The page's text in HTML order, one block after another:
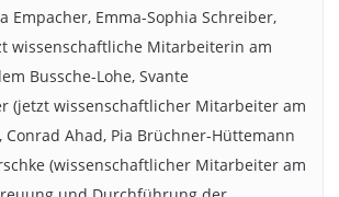
Empacher, Emma-Sophia Schreiber,
wissenschaftliche Mitarbeiterin am
Bussche-Lohe, Svante
(jetzt wissenschaftlicher Mitarbeiter am
Conrad Ahad, Pia Brüchner-Hüttemann
(wissenschaftlicher Mitarbeiter am